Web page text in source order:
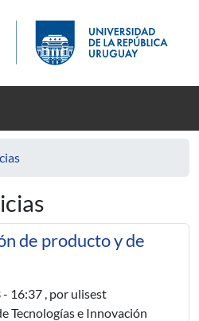
de producto y de
16:37 , por ulisest
Tecnologías e Innovación